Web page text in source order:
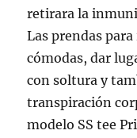
retirara la
Las prendas
cómodas, dar
con soltura y
transpiración
modelo SS tee